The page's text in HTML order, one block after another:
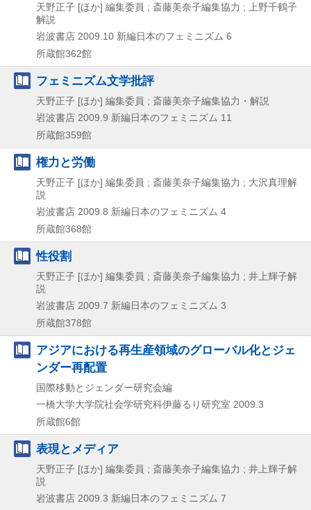
天野正子 [ほか] 編集委員 ; 斎藤美奈子編集協力 ; 上野千鶴子
解説
岩波書店 2009.10 新編日本のフェミニズム 6
所蔵館362館
フェミニズム文学批評
天野正子 [ほか] 編集委員 ; 斎藤美奈子編集協力・解説
岩波書店 2009.9 新編日本のフェミニズム 11
所蔵館359館
権力と労働
天野正子 [ほか] 編集委員 ; 斎藤美奈子編集協力 ; 大沢真理解
説
岩波書店 2009.8 新編日本のフェミニズム 4
所蔵館368館
性役割
天野正子 [ほか] 編集委員 ; 斎藤美奈子編集協力 ; 井上輝子解
説
岩波書店 2009.7 新編日本のフェミニズム 3
所蔵館378館
アジアにおける再生産領域のグローバル化とジェ
ンダー再配置
国際移動とジェンダー研究会編
一橋大学大学院社会学研究科伊藤るり研究室 2009.3
所蔵館6館
表現とメディア
天野正子 [ほか] 編集委員 ; 斎藤美奈子編集協力 ; 井上輝子解
説
岩波書店 2009.3 新編日本のフェミニズム 7